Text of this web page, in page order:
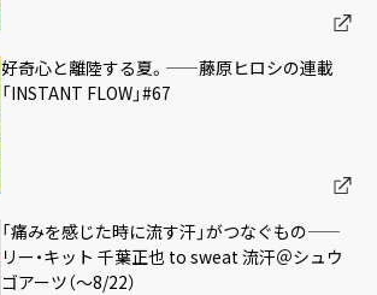
好奇心と離陸する夏。——藤原ヒロシの連載
「INSTANT FLOW」#67
「痛みを感じた時に流す汗」がつなぐもの——
リー・キット 千葉正也 to sweat 流汗＠シュウ
ゴアーツ（〜8/22）